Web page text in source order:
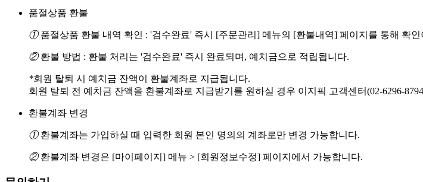
품절상품 환불
①품절상품 환불 내역 확인 : '검수완료' 즉시 [주문관리] 메뉴의 [환불내역] 페이지를 통해 확인
②환불 방법 : 환불 처리는 '검수완료' 즉시 완료되며, 예치금으로 적립됩니다.
*회원 탈퇴 시 예치금 잔액이 환불계좌로 지급됩니다.
회원 탈퇴 전 예치금 잔액을 환불계좌로 지급받기를 원하실 경우 이지픽 고객센터(02-6296-
환불계좌 변경
①환불계좌는 가입하실 때 입력한 회원 본인 명의의 계좌로만 변경 가능합니다.
②환불계좌 변경은 [마이페이지] 메뉴 > [회원정보수정] 페이지에서 가능합니다.